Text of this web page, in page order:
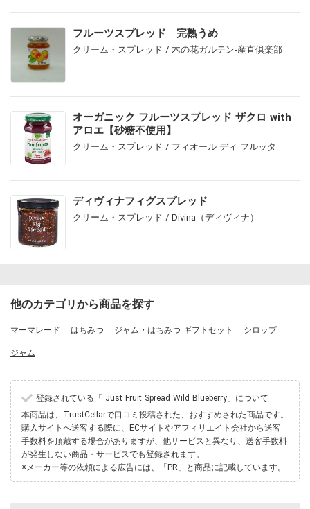
フルーツスプレッド 完熟うめ
クリーム・スプレッド / 木の花ガルテン-産直倶楽部
オーガニック フルーツスプレッド ザクロ with
アロエ【砂糖不使用】
クリーム・スプレッド / フィオール ディ フルッタ
ディヴィナフィグスプレッド
クリーム・スプレッド / Divina（ディヴィナ）
他のカテゴリから商品を探す
マーマレード はちみつ ジャム・はちみつ ギフトセット シロップ
ジャム
登録されている「 Just Fruit Spread Wild Blueberry」について
本商品は、TrustCellarで口コミ投稿された、おすすめされた商品です。
購入サイトへ送客する際に、ECサイトやアフィリエイト会社から送客
手数料を頂戴する場合がありますが、他サービスと異なり、送客手数料
が発生しない商品・サービスでも登録されます。
※メーカー等の依頼による広告には、「PR」と商品に記載しています。